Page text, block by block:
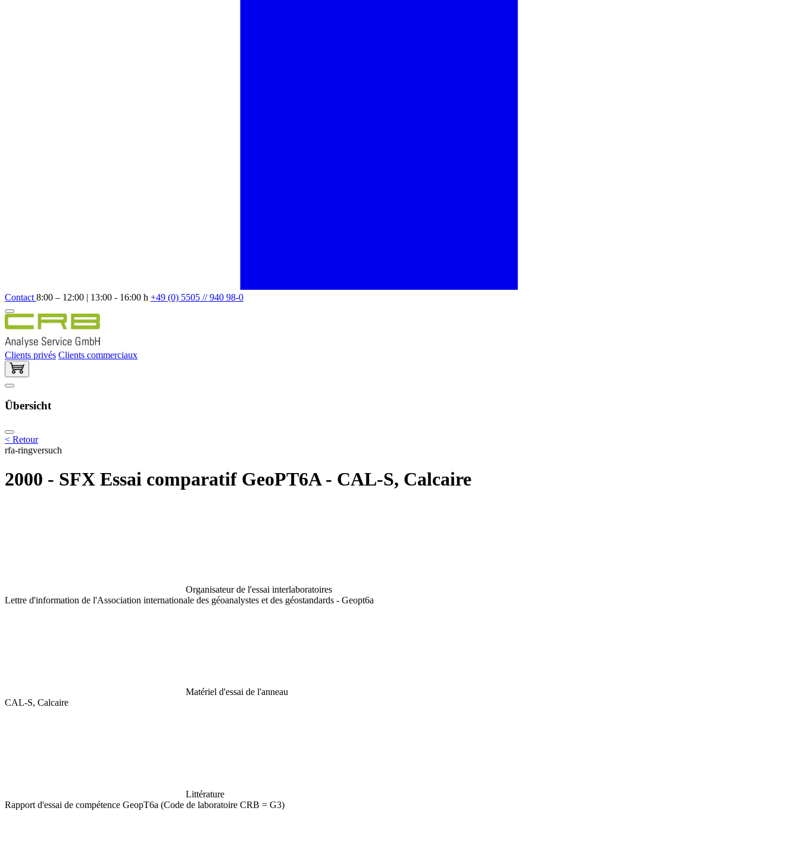
Contact 8:00 – 12:00 | 13:00 - 16:00 h +49 (0) 5505 // 940 98-0
Clients privés Clients commerciaux
Übersicht
< Retour
rfa-ringversuch
2000 - SFX Essai comparatif GeoPT6A - CAL-S, Calcaire
Organisateur de l'essai interlaboratoires
Lettre d'information de l'Association internationale des géoanalystes et des géostandards - Geopt6a
Matériel d'essai de l'anneau
CAL-S, Calcaire
Littérature
Rapport d'essai de compétence GeopT6a (Code de laboratoire CRB = G3)